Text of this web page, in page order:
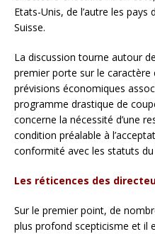
Etats-Unis, de l’autre les
Suisse.
La discussion tourne autour
premier porte sur le
prévisions économiques
programme drastique de
concerne la nécessité d’une
condition préalable à
conformité avec les statuts du
Les réticences des
Sur le premier point, de
plus profond scepticisme et il